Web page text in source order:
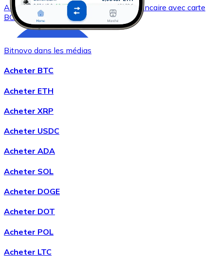
AcheterBitcoin Cash avec virement bancaire avec carte
BCH
Acheter Chainlink
LINK
carte
Bitnovo dans les médias
Acheter BTC
Acheter ETH
Acheter XRP
Acheter USDC
Acheter ADA
Acheter SOL
Acheter DOGE
Acheter DOT
Acheter POL
Acheter LTC